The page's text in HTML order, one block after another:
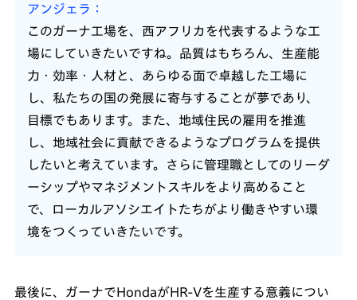
アンジェラ
このガーナ工場を、西アフリカを代表するような工
場にしていきたいですね。品質はもちろん、生産能
力・効率・人材と、あらゆる面で卓越した工場に
し、私たちの国の発展に寄与することが夢であり、
目標でもあります。また、地域住民の雇用を推進
し、地域社会に貢献できるようなプログラムを提供
したいと考えています。さらに管理職としてのリーダ
ーシップやマネジメントスキルをより高めること
で、ローカルアソシエイトたちがより働きやすい環
境をつくっていきたいです。
最後に、ガーナでHondaがHR-Vを生産する意義につい